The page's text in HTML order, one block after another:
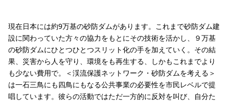
現在日本には約9万基の砂防ダムがあります。これまで砂防ダム建
設に関わっていた方々の協力をもとにその技術を活かし、９万基
の砂防ダムにひとつひとつスリット化の手を加えていく。その結
果、災害から人を守り、環境をも再生する、しかもこれまでより
も少ない費用で。＜渓流保護ネットワーク・砂防ダムを考える＞
は一石三鳥にも四鳥にもなる公共事業の必要性を市民レベルで提
唱しています。彼らの活動ではただ一方的に反対を叫び、自分た